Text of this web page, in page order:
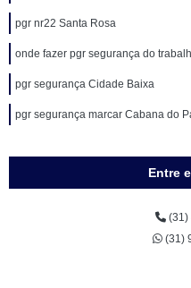
pgr nr22 Santa Rosa
onde fazer pgr segurança do
pgr segurança Cidade Baixa
pgr segurança marcar Cabana do
Entre
(31)
(31)